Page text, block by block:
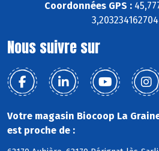
Coordonnées GPS :
Nous suivre sur
Votre magasin Biocoop La
est proche de :